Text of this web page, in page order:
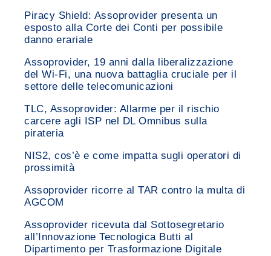
Piracy Shield: Assoprovider presenta un
esposto alla Corte dei Conti per possibile
danno erariale
Assoprovider, 19 anni dalla liberalizzazione
del Wi-Fi, una nuova battaglia cruciale per il
settore delle telecomunicazioni
TLC, Assoprovider: Allarme per il rischio
carcere agli ISP nel DL Omnibus sulla
pirateria
NIS2, cos’è e come impatta sugli operatori di
prossimità
Assoprovider ricorre al TAR contro la multa di
AGCOM
Assoprovider ricevuta dal Sottosegretario
all’Innovazione Tecnologica Butti al
Dipartimento per Trasformazione Digitale